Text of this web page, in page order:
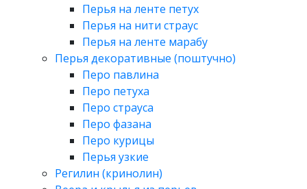
Перья на ленте петух
Перья на нити страус
Перья на ленте марабу
Перья декоративные (поштучно)
Перо павлина
Перо петуха
Перо страуса
Перо фазана
Перо курицы
Перья узкие
Регилин (кринолин)